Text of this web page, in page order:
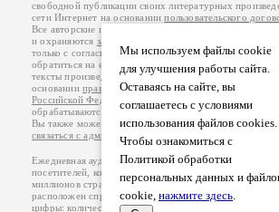
Мы используем файлы cookie
для улучшения работы сайта.
Оставаясь на сайте, вы
соглашаетесь с условиями
использования файлов cookies.
Чтобы ознакомиться с
Политикой обработки
персональных данных и
cookie, нажмите здесь.
свободной публикации своих литературных
сети Интернет на основаниипользовательского
Все авторские права на произведения принадлежат
и охраняются законом
. Перепечатка произведений
только с согласия его автора, к которому вы можете
обратиться на его авторской странице.
тексты произведений авторы несут самостоятельно на
основанииправил публикацииизаконодательства
Российской Федерации
обрабатываются на основанииПолитики обработки
Вы также можете посмотреть более подробную
связаться с администрацией
Ежедневная аудитория портала Стихи.ру – порядка
посетителей, которые в общей сумме просматривают
миллионов страниц по данным счетчика
расположен справа от этого текста. В каждой графе
цифры: количество просмотров и количество